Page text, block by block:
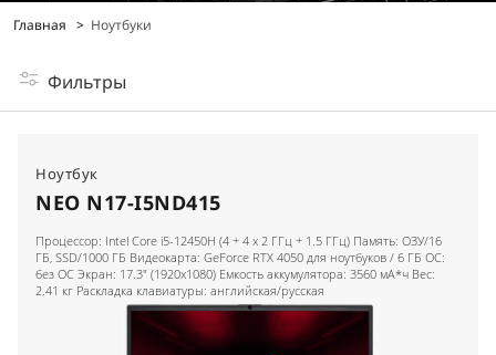
Главная Ноутбуки
Фильтры
Ноутбук
NEO N17-I5ND415
Процессор: Intel Core i5-12450H (4 + 4 x 2 ГГц + 1.5 ГГц) Память: ОЗУ/16
ГБ, SSD/1000 ГБ Видеокарта: GeForce RTX 4050 для ноутбуков / 6 ГБ ОС:
без ОС Экран: 17.3" (1920x1080) Емкость аккумулятора: 3560 мА*ч Вес:
2.41 кг Раскладка клавиатуры: английская/русская